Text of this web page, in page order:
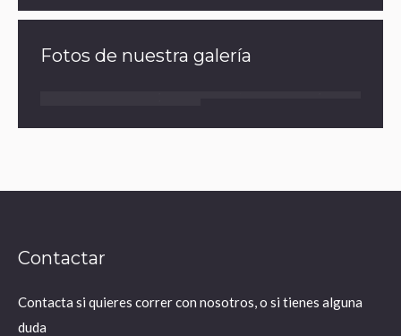
Fotos de nuestra galería
Contactar
Contacta si quieres correr con nosotros, o si tienes alguna
duda